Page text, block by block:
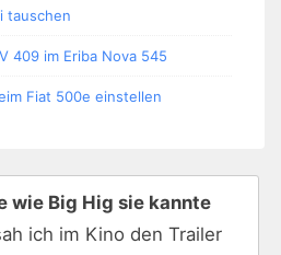
tauschen
409 im Eriba Nova 545
Fiat 500e einstellen
wie Big Hig sie kannte
ich im Kino den Trailer